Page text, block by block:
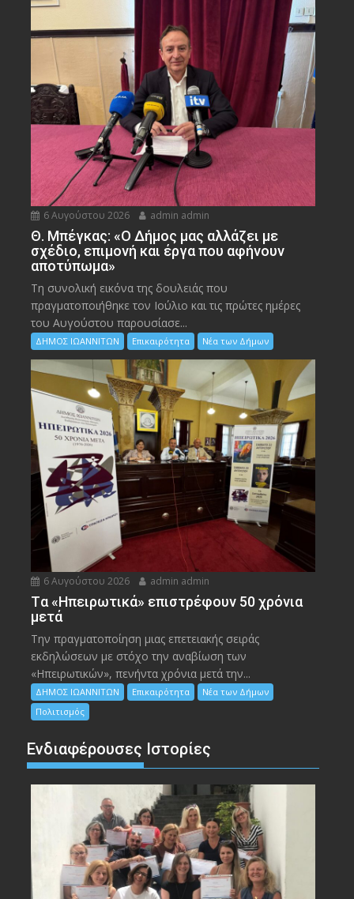
6 Αυγούστου 2026 admin admin
Θ. Μπέγκας: «Ο Δήμος μας αλλάζει με
σχέδιο, επιμονή και έργα που αφήνουν
αποτύπωμα»
Τη συνολική εικόνα της δουλειάς που
πραγματοποιήθηκε τον Ιούλιο και τις πρώτες ημέρες
του Αυγούστου παρουσίασε...
ΔΗΜΟΣ ΙΩΑΝΝΙΤΩΝ Επικαιρότητα Νέα των Δήμων
6 Αυγούστου 2026 admin admin
Tα «Ηπειρωτικά» επιστρέφουν 50 χρόνια
μετά
Την πραγματοποίηση μιας επετειακής σειράς
εκδηλώσεων με στόχο την αναβίωση των
«Ηπειρωτικών», πενήντα χρόνια μετά την...
ΔΗΜΟΣ ΙΩΑΝΝΙΤΩΝ Επικαιρότητα
Νέα των Δήμων
Πολιτισμός
Ενδιαφέρουσες Ιστορίες